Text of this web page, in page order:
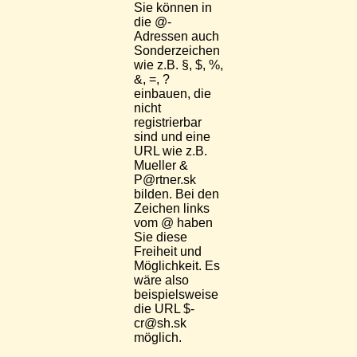
Sie können in
die @-
Adressen auch
Sonderzeichen
wie z.B. §, $, %,
&, =, ?
einbauen, die
nicht
registrierbar
sind und eine
URL wie z.B.
Mueller &
P@rtner.sk
bilden. Bei den
Zeichen links
vom @ haben
Sie diese
Freiheit und
Möglichkeit. Es
wäre also
beispielsweise
die URL $-
cr@sh.sk
möglich.